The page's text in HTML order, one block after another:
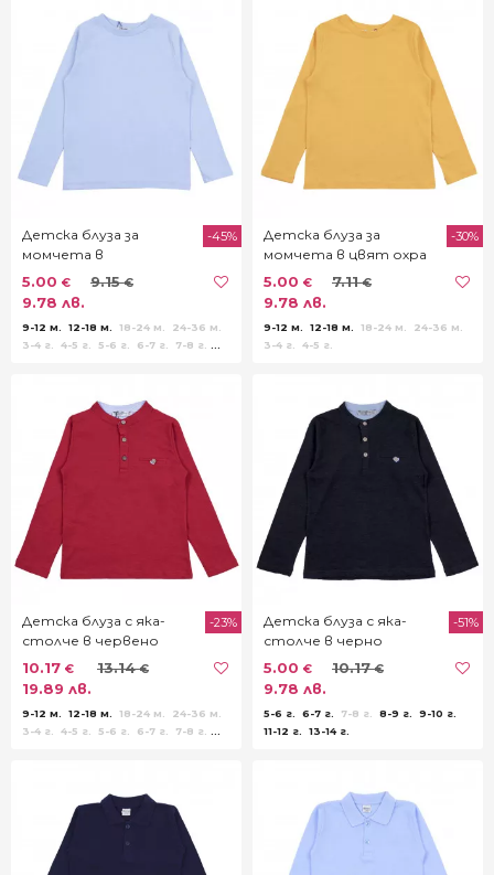
Детска блуза за
момчета в
светлосиньо
-45%
5.00 €
9.78 лв.
9.15€
9-12 м. 12-18 м. 18-24 м.
24-36 м.
3-4 г.
4-5 г. 5-6 г. 6-7 г.
7-8 г.
Детска блуза за
момчета в цвят охра
-30%
5.00 €
9.78 лв.
7.11€
9-12 м. 12-18 м. 18-24 м.
24-36 м.
3-4 г.
4-5 г.
Детска блуза с яка-
столче в червено
-23%
10.17 €
19.89 лв.
13.14€
9-12 м. 12-18 м. 18-24 м.
24-36 м.
3-4 г.
4-5 г. 5-6 г. 6-7 г.
7-8 г.
Детска блуза с яка-
столче в черно
-51%
5.00 €
9.78 лв.
10.17€
5-6 г. 6-7 г. 7-8 г. 8-9 г.
9-10 г.
11-12 г.
13-14 г.